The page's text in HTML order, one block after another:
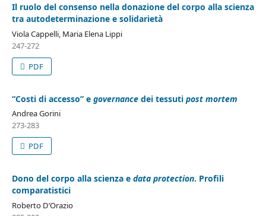
Il ruolo del consenso nella donazione del corpo alla scienza
tra autodeterminazione e solidarietà
Viola Cappelli, Maria Elena Lippi
247-272
PDF
“Costi di accesso” e governancedei tessuti post mortem
Andrea Gorini
273-283
PDF
Dono del corpo alla scienza e data protection. Profili
comparatistici
Roberto D’Orazio